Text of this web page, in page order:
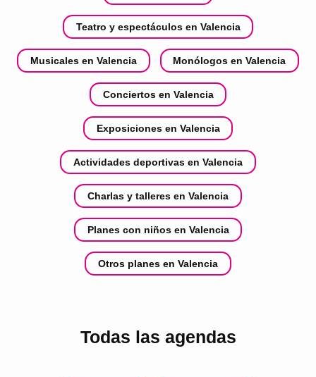
Teatro y espectáculos en Valencia
Musicales en Valencia Monólogos en Valencia
Conciertos en Valencia
Exposiciones en Valencia
Actividades deportivas en Valencia
Charlas y talleres en Valencia
Planes con niños en Valencia
Otros planes en Valencia
Todas las agendas